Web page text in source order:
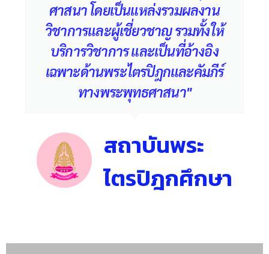
ศาสนา โดยเป็นแหล่งรวมผลงาน
วิชาการและผู้เชี่ยวชาญ รวมทั้งให้
บริการวิชาการ และเป็นที่อ้างอิง
เฉพาะด้านพระไตรปิฎกและคัมภีร์
ทางพระพุทธศาสนา"
สถาบันพระ
ไตรปิฎกศึกษา